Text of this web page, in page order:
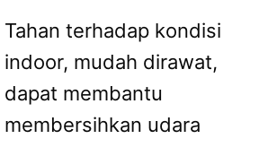
Tahan terhadap kondisi
indoor, mudah dirawat,
dapat membantu
membersihkan udara